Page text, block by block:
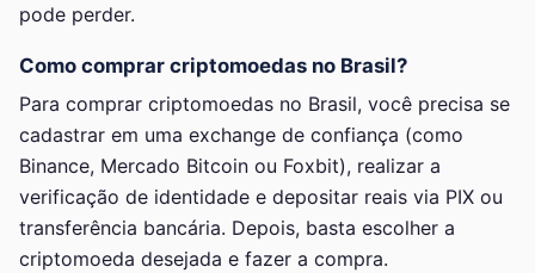
pode perder.
Como comprar criptomoedas no Brasil?
Para comprar criptomoedas no Brasil, você precisa se
cadastrar em uma exchange de confiança (como
Binance, Mercado Bitcoin ou Foxbit), realizar a
verificação de identidade e depositar reais via PIX ou
transferência bancária. Depois, basta escolher a
criptomoeda desejada e fazer a compra.